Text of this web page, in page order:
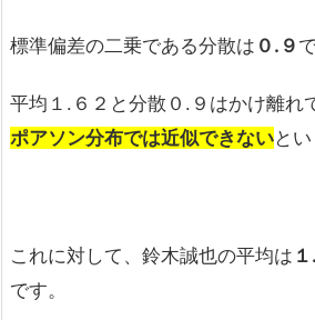
標準偏差の二乗である分散は ０ . ９
平均１.６２と分散０.９はかけ離れ
ポアソン分布では近似できないと
これに対して、鈴木誠也の平均は １ .
です。